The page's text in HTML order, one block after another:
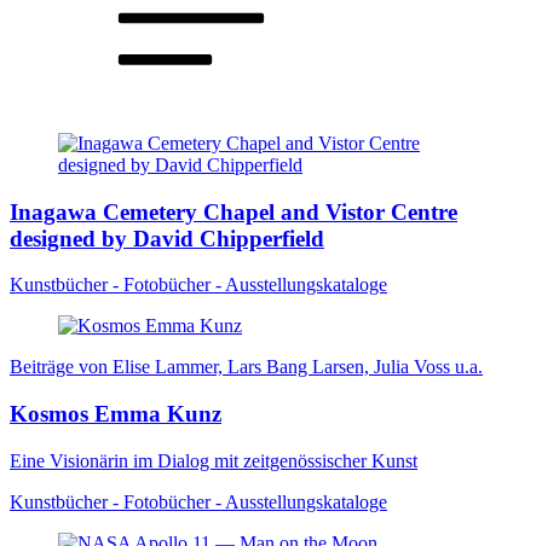
Inagawa Cemetery Chapel and Vistor Centre
designed by David Chipperfield
Kunstbücher - Fotobücher - Ausstellungskataloge
Beiträge von Elise Lammer, Lars Bang Larsen, Julia Voss u.a.
Kosmos Emma Kunz
Eine Visionärin im Dialog mit zeitgenössischer Kunst
Kunstbücher - Fotobücher - Ausstellungskataloge